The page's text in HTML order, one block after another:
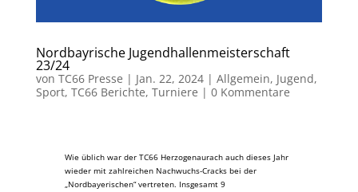
Nordbayrische Jugendhallenmeisterschaft
23/24
von TC66 Presse | Jan. 22, 2024| Allgemein, Jugend,
Sport, TC66 Berichte, Turniere | 0 Kommentare
Wie üblich war der TC66 Herzogenaurach auch dieses Jahr
wieder mit zahlreichen Nachwuchs-Cracks bei der
„Nordbayerischen“ vertreten. Insgesamt 9